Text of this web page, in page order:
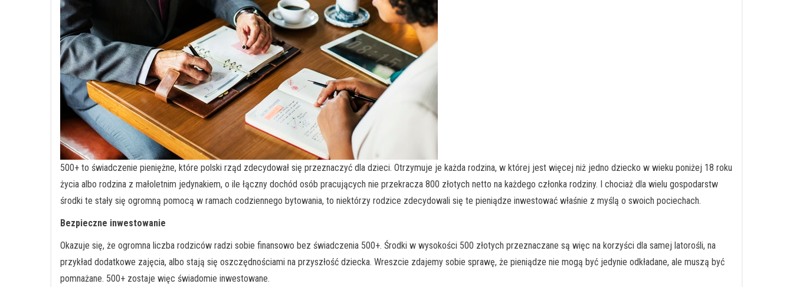
500+ to świadczenie pieniężne, które polski rząd zdecydował się przeznaczyć dla dzieci. Otrzymuje je każda rodzina, w której jest więcej niż jedno dziecko w wieku poniżej 18 roku
życia albo rodzina z małoletnim jedynakiem, o ile łączny dochód osób pracujących nie przekracza 800 złotych netto na każdego członka rodziny. I chociaż dla wielu gospodarstw
środki te stały się ogromną pomocą w ramach codziennego bytowania, to niektórzy rodzice zdecydowali się te pieniądze inwestować właśnie z myślą o swoich pociechach.
Bezpieczne inwestowanie
Okazuje się, że ogromna liczba rodziców radzi sobie finansowo bez świadczenia 500+. Środki w wysokości 500 złotych przeznaczane są więc na korzyści dla samej latorośli, na
przykład dodatkowe zajęcia, albo stają się oszczędnościami na przyszłość dziecka. Wreszcie zdajemy sobie sprawę, że pieniądze nie mogą być jedynie odkładane, ale muszą być
pomnażane. 500+ zostaje więc świadomie inwestowane.